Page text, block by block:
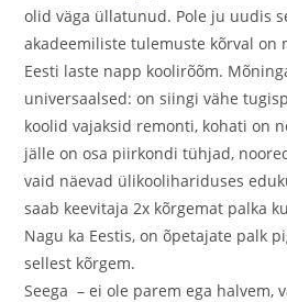
olid väga üllatunud. Pole ju uudis
akadeemiliste tulemuste kõrval on
Eesti laste napp koolirõõm.
universaalsed: on siingi vähe
koolid vajaksid remonti, kohati on
jälle on osa piirkondi tühjad,
vaid näevad ülikoolihariduses
saab keevitaja 2x kõrgemat palka
Nagu ka Eestis, on õpetajate palk
sellest kõrgem.
Seega – ei ole parem ega halvem,